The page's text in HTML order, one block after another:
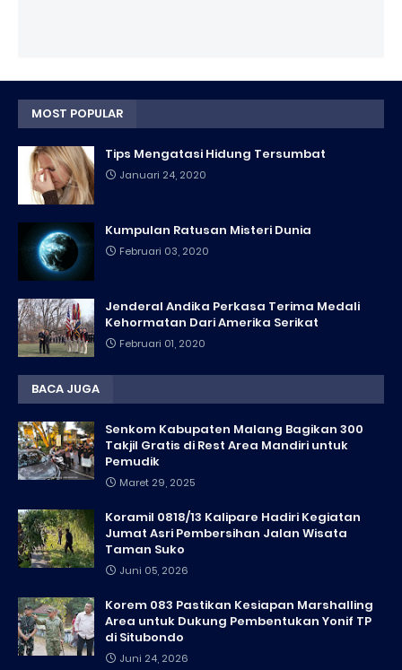
MOST POPULAR
Tips Mengatasi Hidung Tersumbat
Januari 24, 2020
Kumpulan Ratusan Misteri Dunia
Februari 03, 2020
Jenderal Andika Perkasa Terima Medali
Kehormatan Dari Amerika Serikat
Februari 01, 2020
BACA JUGA
Senkom Kabupaten Malang Bagikan 300
Takjil Gratis di Rest Area Mandiri untuk
Pemudik
Maret 29, 2025
Koramil 0818/13 Kalipare Hadiri Kegiatan
Jumat Asri Pembersihan Jalan Wisata
Taman Suko
Juni 05, 2026
Korem 083 Pastikan Kesiapan Marshalling
Area untuk Dukung Pembentukan Yonif TP
di Situbondo
Juni 24, 2026